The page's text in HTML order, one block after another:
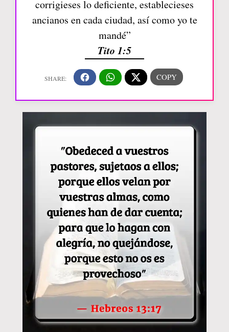
corrigieses lo deficiente, establecieses
ancianos en cada ciudad, así como yo te
mandé”
Tito 1:5